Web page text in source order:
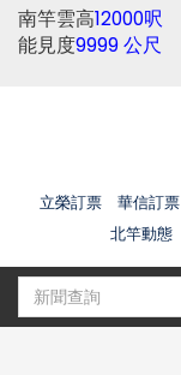
南竿雲高12000呎
能見度9999 公尺
立榮訂票 華信訂票
北竿動態